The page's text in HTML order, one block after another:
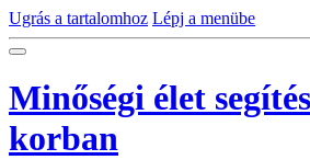
Ugrás a tartalomhoz Lépj a menübe
Minőségi élet
korban